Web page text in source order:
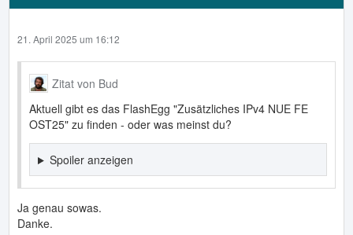
21. April 2025 um 16:12
Zitat von Bud
Aktuell gibt es das FlashEgg "Zusätzliches IPv4 NUE FE
OST25" zu finden - oder was meinst du?
Spoiler anzeigen
Ja genau sowas.
Danke.